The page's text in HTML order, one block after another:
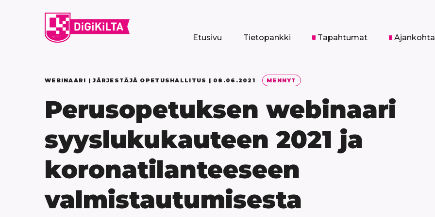
Etusivu Tietopankki Tapahtumat
WEBINAARI | JÄRJESTÄJÄ OPETUSHALLITUS | 08.06.2021 MENNYT
Perusopetuksen webinaari
syyslukukauteen 2021 ja
koronatilanteeseen
valmistautumisesta